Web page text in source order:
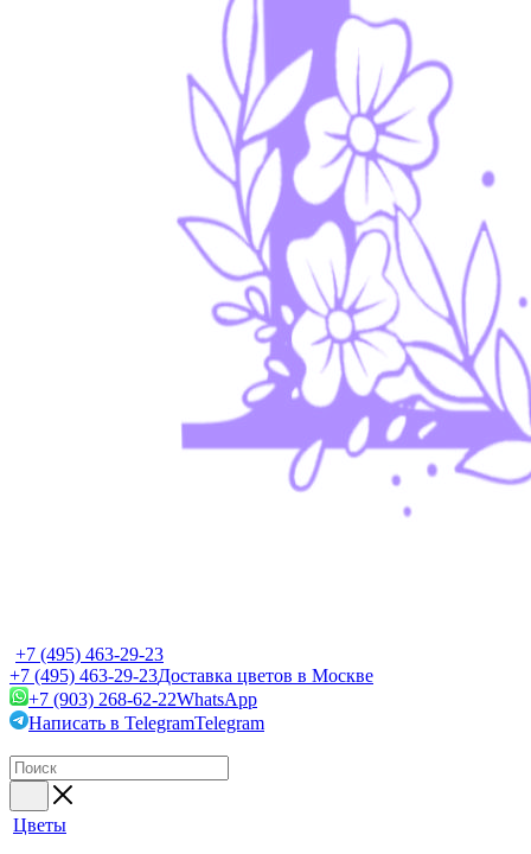
+7 (495) 463-29-23
+7 (495) 463-29-23Доставка цветов в Москве
+7 (903) 268-62-22WhatsApp
Написать в TelegramTelegram
Цветы